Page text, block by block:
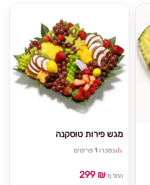
מגש פירות טוסקנה
נמכרו 1 פריטים
החל מ־299 ₪